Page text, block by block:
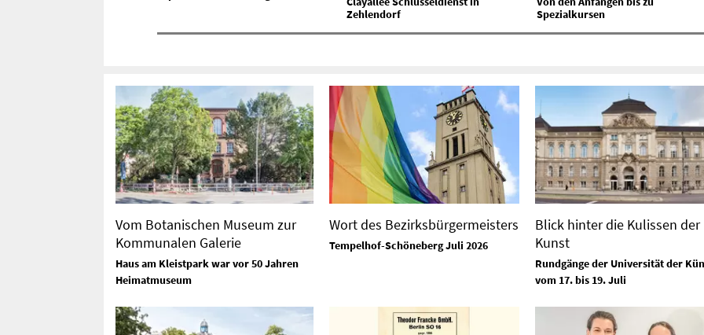
Zehlendorf
Spezialkursen
Vom Botanischen Museum zur
Kommunalen Galerie
Haus am Kleistpark war vor 50 Jahren
Heimatmuseum
Wort des Bezirksbürgermeisters
Tempelhof-Schöneberg Juli 2026
Blick hinter die Kulissen der
Kunst
Rundgänge der Universität der
vom 17. bis 19. Juli